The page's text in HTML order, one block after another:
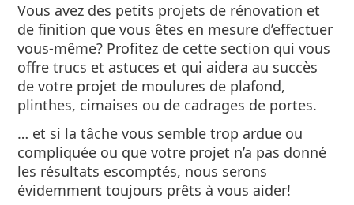
Vous avez des petits projets de rénovation et
de finition que vous êtes en mesure d’effectuer
vous-même? Profitez de cette section qui vous
offre trucs et astuces et qui aidera au succès
de votre projet de moulures de plafond,
plinthes, cimaises ou de cadrages de portes.
… et si la tâche vous semble trop ardue ou
compliquée ou que votre projet n’a pas donné
les résultats escomptés, nous serons
évidemment toujours prêts à vous aider!